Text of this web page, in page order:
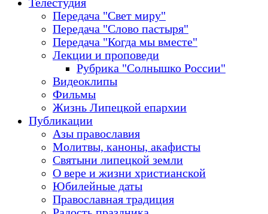
Телестудия
Передача "Свет миру"
Передача "Слово пастыря"
Передача "Когда мы вместе"
Лекции и проповеди
Рубрика "Солнышко России"
Видеоклипы
Фильмы
Жизнь Липецкой епархии
Публикации
Азы православия
Молитвы, каноны, акафисты
Святыни липецкой земли
О вере и жизни христианской
Юбилейные даты
Православная традиция